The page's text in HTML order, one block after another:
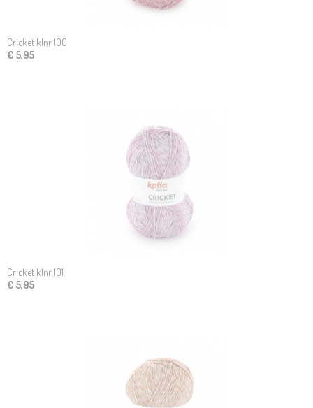
Cricket klnr 100
€ 5,95
Cricket klnr 101
€ 5,95